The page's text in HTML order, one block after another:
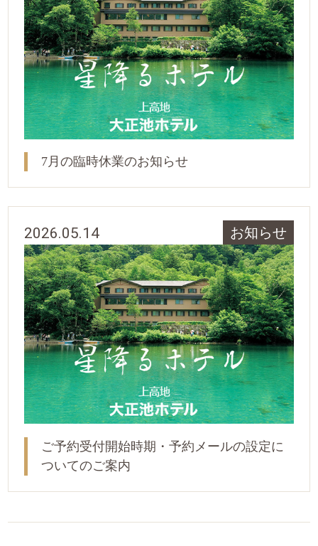
7月の臨時休業のお知らせ
2026.05.14 お知らせ
ご予約受付開始時期・予約メールの設定に
ついてのご案内